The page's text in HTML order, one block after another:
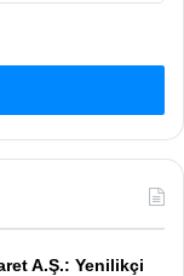
A.Ş.: Yenilikçi